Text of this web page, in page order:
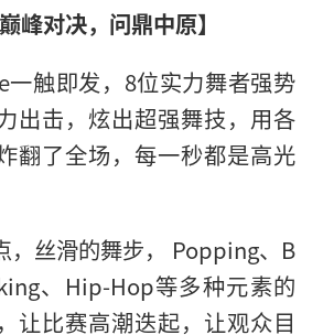
巅峰对决，问鼎中原】
触即发，8位实力舞者强势
出击，炫出超强舞技，用各
翻了全场，每一秒都是高光
， 丝滑的舞步， Popping、B
、Hip-Hop等多种元素的
让比赛高潮迭起，让观众目